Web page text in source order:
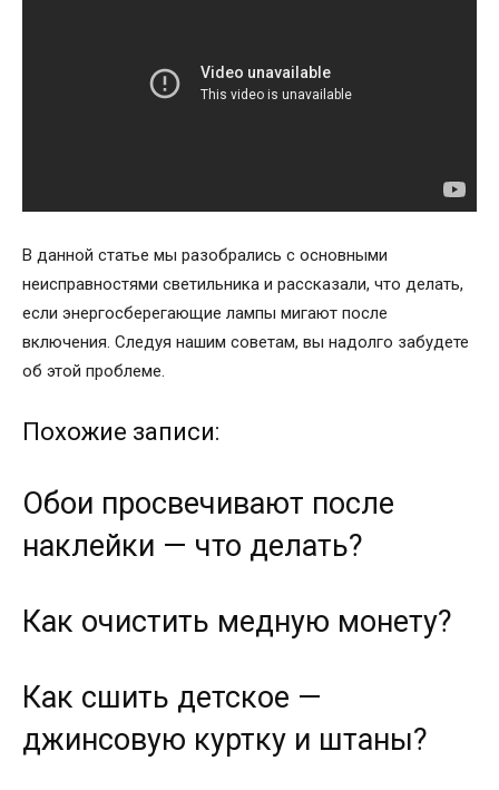
В данной статье мы разобрались с основными
неисправностями светильника и рассказали, что делать,
если энергосберегающие лампы мигают после
включения. Следуя нашим советам, вы надолго забудете
об этой проблеме.
Похожие записи:
Обои просвечивают после
наклейки — что делать?
Как очистить медную монету?
Как сшить детское —
джинсовую куртку и штаны?